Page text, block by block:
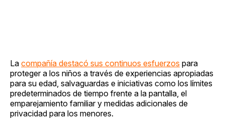
La compañía destacó sus continuos esfuerzos para
proteger a los niños a través de experiencias apropiadas
para su edad, salvaguardas e iniciativas como los límites
predeterminados de tiempo frente a la pantalla, el
emparejamiento familiar y medidas adicionales de
privacidad para los menores.